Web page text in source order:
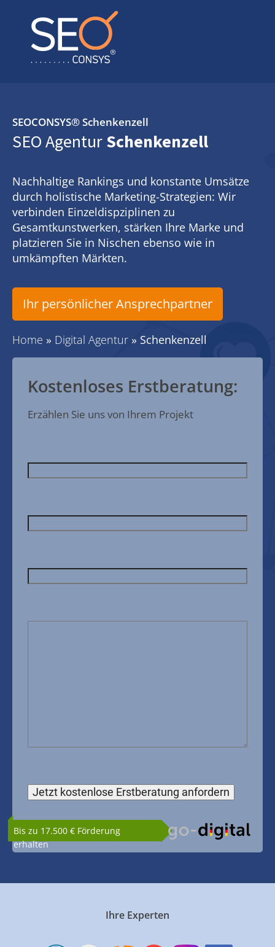
SEOCONSYS®Schenkenzell
SEO AgenturSchenkenzell
Nachhaltige Rankings und konstante Umsätze
durch holistische Marketing-Strategien: Wir
verbinden Einzeldispziplinen zu
Gesamtkunstwerken, stärken Ihre Marke und
platzieren Sie in Nischen ebenso wie in
umkämpften Märkten.
Ihr persönlicher Ansprechpartner
Home » Digital Agentur » Schenkenzell
Kostenloses Erstberatung:
Erzählen Sie uns von Ihrem Projekt
Bis zu 17.500 € Förderung
erhalten
Ihre Experten